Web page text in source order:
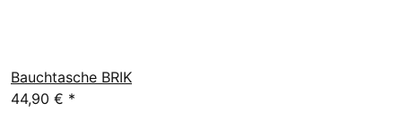
Bauchtasche BRIK
44,90 € *